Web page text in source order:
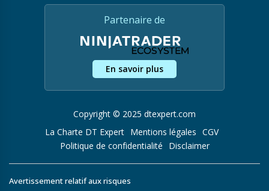
Partenaire de
En savoir plus
Copyright © 2025 dtexpert.com
La Charte DT Expert
Mentions légales CGV
Politique de confidentialité
Disclaimer
Avertissement relatif aux risques